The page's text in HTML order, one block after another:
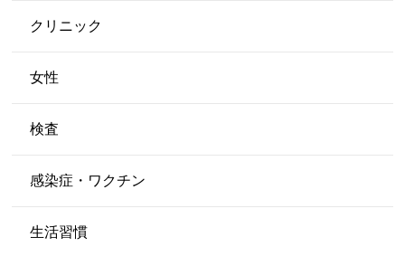
クリニック
女性
検査
感染症・ワクチン
生活習慣